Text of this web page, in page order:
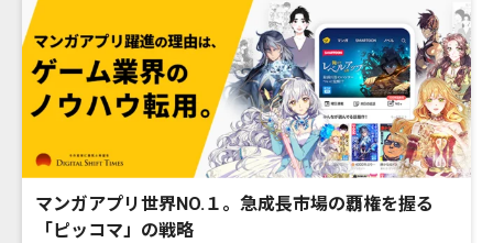
マンガアプリ世界NO.１。急成長市場の覇権を握る
「ピッコマ」の戦略